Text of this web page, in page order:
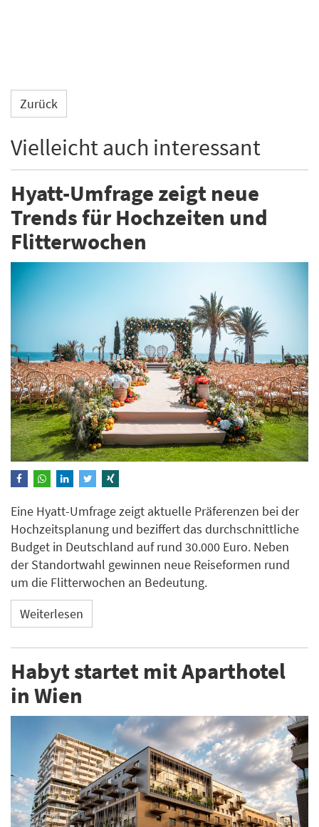
Zurück
Vielleicht auch interessant
Hyatt-Umfrage zeigt neue
Trends für Hochzeiten und
Flitterwochen
Eine Hyatt-Umfrage zeigt aktuelle Präferenzen bei der
Hochzeitsplanung und beziffert das durchschnittliche
Budget in Deutschland auf rund 30.000 Euro. Neben
der Standortwahl gewinnen neue Reiseformen rund
um die Flitterwochen an Bedeutung.
Weiterlesen
Habyt startet mit Aparthotel
in Wien